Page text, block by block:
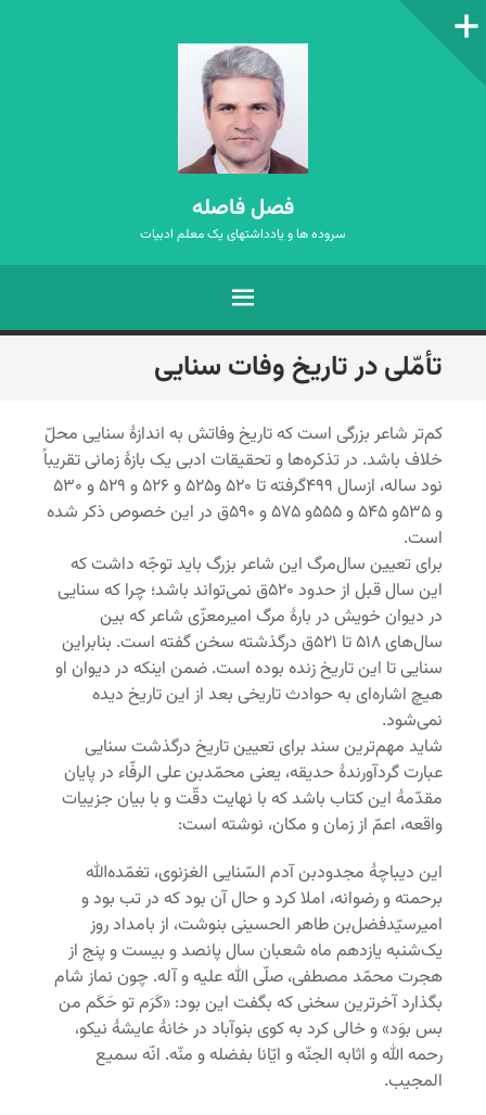
ستون‌کناری
فصل فاصله
سروده ها و یادداشتهای یک معلم ادبیات
فهرست
رفتن
به
تأمّلی در تاریخ وفات سنایی
کم‌تر شاعر بزرگی است که تاریخ وفاتش به اندازۀ سنایی محلّ
خلاف باشد. در تذکره‌ها و تحقیقات ادبی یک بازۀ زمانی تقریباً
نود ساله، ازسال ۴۹۹گرفته تا ۵۲۰ و۵۲۵ و ۵۲۶ و ۵۲۹ و ۵۳۰
و ۵۳۵و ۵۴۵ و ۵۵۵و ۵۷۵ و ۵۹۰ق در این خصوص ذکر شده
است.
برای تعیین سال‌مرگ این شاعر بزرگ باید توجّه داشت که
این سال قبل از حدود ۵۲۰ق نمی‌تواند باشد؛ چرا که سنایی
در دیوان خویش در بارۀ مرگ امیرمعزّی شاعر که بین
سال‌های ۵۱۸ تا ۵۲۱ق درگذشته سخن گفته است. بنابراین
سنایی تا این تاریخ زنده بوده است. ضمن اینکه در دیوان او
هیچ اشاره‌ای به حوادث تاریخی بعد از این تاریخ دیده
نمی‌شود.
شاید مهم‌ترین سند برای تعیین تاریخ درگذشت سنایی
عبارت گردآورندۀ حدیقه، یعنی محمّدبن علی الرفّاء در پایان
مقدّمۀ این کتاب باشد که با نهایت دقّت و با بیان جزییات
واقعه، اعمّ از زمان و مکان، نوشته است:
این دیباچۀ مجدودبن آدم السّنایی الغزنوی، تغمّده‌الله
برحمته و رضوانه، املا کرد و حال آن بود که در تب بود و
امیرسیّدفضل‌بن طاهر الحسینی بنوشت، از بامداد روز
یک‌شنبه یازدهم ماه شعبان سال پانصد و بیست و پنج از
هجرت محمّد مصطفی، صلّی الله علیه و آله. چون نماز شام
بگذارد آخرترین سخنی که بگفت این بود: «کَرَم تو حَکَم من
بس بوَد» و خالی کرد به کوی بنوآباد در خانۀ عایشۀ نیکو،
رحمه الله و اثابه الجنّه و ایّانا بفضله و منّه. انّه سمیع
المجیب.